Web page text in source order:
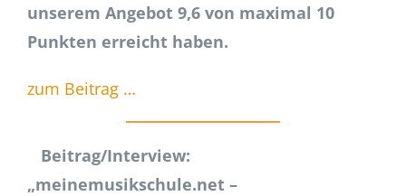
unserem Angebot 9,6 von maximal 10
Punkten erreicht haben.
zum Beitrag …
Beitrag/Interview:
„meinemusikschule.net –